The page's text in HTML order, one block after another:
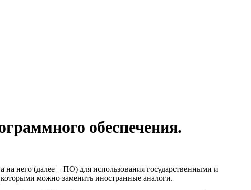
обеспечения.
на него (далее – ПО) для использования государственными и
можно заменить иностранные аналоги.